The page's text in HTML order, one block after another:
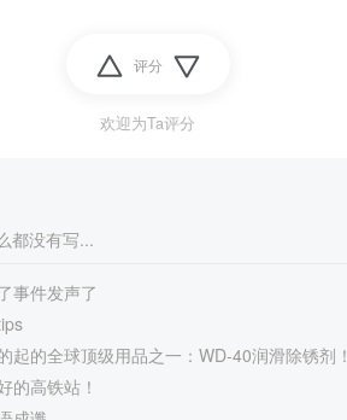
评分
欢迎为Ta评分
都没有写...
事件发声了
起的全球顶级用品之一：WD-40润滑除锈剂！
的高铁站！